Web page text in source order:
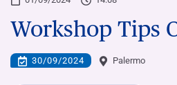
Workshop Tips
30/09/2024 Palermo